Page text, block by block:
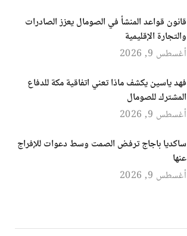
قانون قواعد المنشأ في الصومال يعزز الصادرات
والتجارة الإقليمية
أغسطس 9, 2026
فهد ياسين يكشف ماذا تعني اتفاقية مكة للدفاع
المشترك للصومال
أغسطس 9, 2026
ساكديا باجاج ترفض الصمت وسط دعوات للإفراج
عنها
أغسطس 9, 2026